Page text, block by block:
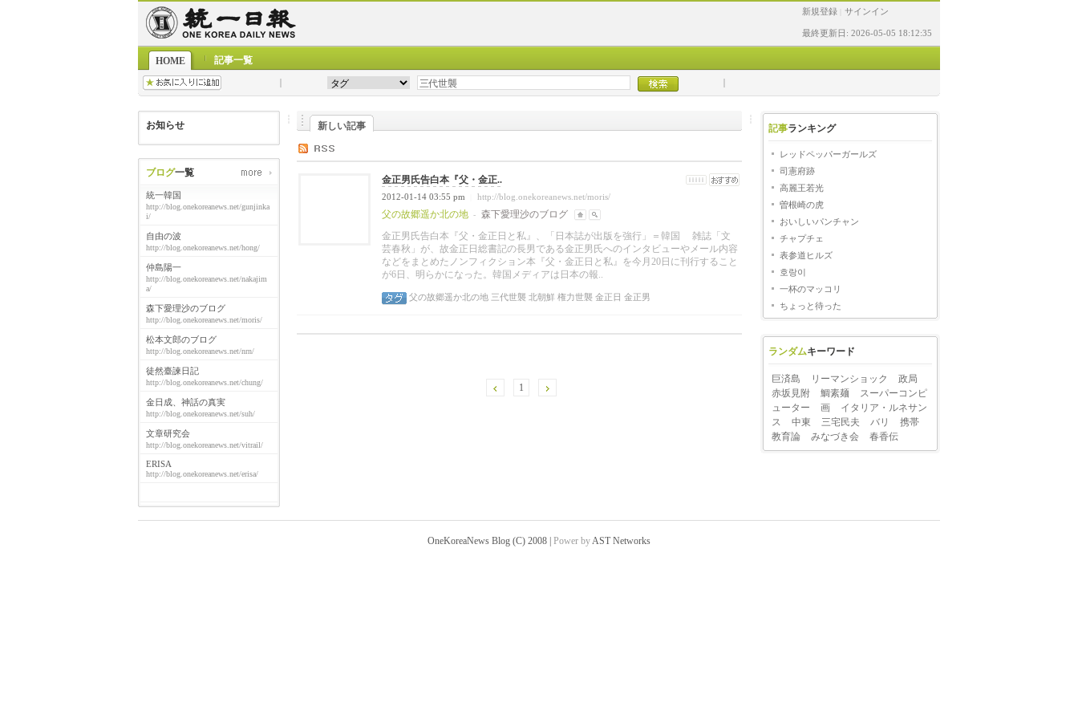
新規登録 サインイン
最終更新日: 2026-05-05 18:12:35
HOME 記事一覧
お知らせ
ブログ一覧
統一韓国
http://blog.onekoreanews.net/gunjinka
i/
自由の波
http://blog.onekoreanews.net/hong/
仲島陽一
http://blog.onekoreanews.net/nakajim
a/
森下愛理沙のブログ
http://blog.onekoreanews.net/moris/
松本文郎のブログ
http://blog.onekoreanews.net/nrn/
徒然臺諫日記
http://blog.onekoreanews.net/chung/
金日成、神話の真実
http://blog.onekoreanews.net/suh/
文章研究会
http://blog.onekoreanews.net/vitrail/
ERISA
http://blog.onekoreanews.net/erisa/
新しい記事
金正男氏告白本『父・金正..
2012-01-14 03:55 pm http://blog.onekoreanews.net/moris/
父の故郷遥か北の地 -
森下愛理沙のブログ
金正男氏告白本『父・金正日と私』、「日本誌が出版を強行」＝韓国 雑誌「文
芸春秋」が、故金正日総書記の長男である金正男氏へのインタビューやメール内容
などをまとめたノンフィクション本『父・金正日と私』を今月20日に刊行すること
が6日、明らかになった。韓国メディアは日本の報..
父の故郷遥か北の地 三代世襲 北朝鮮 権力世襲 金正日 金正男
1
記事ランキング
レッドペッパーガールズ
司憲府跡
高麗王若光
曽根崎の虎
おいしいパンチャン
チャプチェ
表参道ヒルズ
호랑이
一杯のマッコリ
ちょっと待った
ランダムキーワード
巨済島 リーマンショック
政局
赤坂見附
鯛素麺
スーパーコンピ
ューター
画
イタリア・ルネサン
ス
中東 三宅民夫 バリ
携帯
教育論
みなづき会 春香伝
OneKoreaNews Blog (C) 2008 | Power byAST Networks